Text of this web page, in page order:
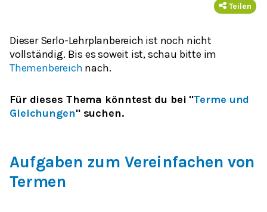
Teilen
Dieser Serlo-Lehrplanbereich ist noch nicht
vollständig. Bis es soweit ist, schau bitte im
Themenbereich nach.
Für dieses Thema könntest du bei "Terme und
Gleichungen" suchen.
Aufgaben zum Vereinfachen von
Termen